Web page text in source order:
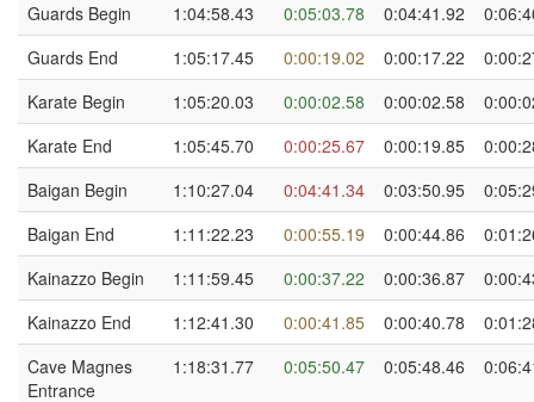
Guards Begin
1:04:58.43 0:05:03.78 0:04:41.92
Guards End
1:05:17.45 0:00:19.02 0:00:17.22
Karate Begin
1:05:20.03 0:00:02.58 0:00:02.58
Karate End
1:05:45.70 0:00:25.67 0:00:19.85
Baigan Begin
1:10:27.04 0:04:41.34 0:03:50.95
Baigan End
1:11:22.23 0:00:55.19 0:00:44.86
Kainazzo Begin
1:11:59.45 0:00:37.22 0:00:36.87
Kainazzo End
1:12:41.30 0:00:41.85 0:00:40.78
Cave Magnes
Entrance
1:18:31.77 0:05:50.47 0:05:48.46